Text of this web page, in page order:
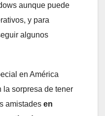
aunque puede
y para
algunos
en América
la sorpresa de tener
amistades en